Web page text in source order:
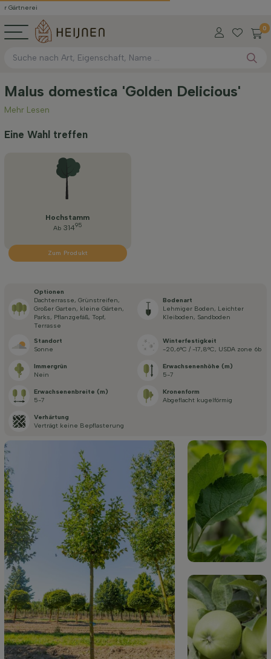
0
Malus domestica 'Golden Delicious'
Mehr Lesen
Eine Wahl treffen
Hochstamm
Ab 31495
Zum Produkt
Optionen
Dachterrasse, Grünstreifen,
Großer Garten, kleine Gärten,
Parks, Pflanzgefäß, Topf,
Terrasse
Bodenart
Lehmiger Boden, Leichter
Kleiboden, Sandboden
Standort
Sonne
Winterfestigkeit
-20,6°C / -17,8°C, USDA zone 6b
Immergrün
Nein
Erwachsenenhöhe (m)
5-7
Erwachsenenbreite (m)
5-7
Kronenform
Abgeflacht kugelförmig
Verhärtung
Verträgt keine Bepflasterung